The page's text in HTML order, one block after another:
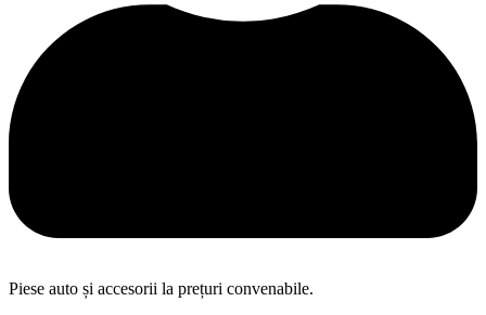
Piese auto și accesorii la prețuri convenabile.